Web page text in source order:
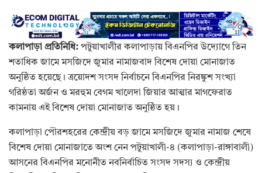
কলাপাড়া প্রতিনিধি: পটুয়াখালীর কলাপাড়ায় বিএনপির উদ্যোগে তিন
শতাধিক জামে মসজিদে জুমার নামাজবাদ বিশেষ দোয়া মোনাজাত
অনুষ্ঠিত হয়েছে। ত্রয়োদশ সংসদ নির্বাচনে বিএনপির নিরঙ্কুশ সংখ্যা
গরিষ্ঠতা অর্জন ও মরহুম বেগম খালেদা জিয়ার আত্মার মাগফেরাত
কামনায় এই বিশেষ দোয়া মোনাজাত অনুষ্ঠিত হয়।
কলাপাড়া পৌরশহরের কেন্দ্রীয় বড় জামে মসজিদে জুমার নামাজ শেষে
বিশেষ দোয়া মোনাজাতে অংশ নেন পটুয়াখালী-৪ (কলাপাড়া-রাঙ্গাবালী)
আসনের বিএনপির মনোনীত নবনির্বাচিত সংসদ সদস্য ও কেন্দ্রীয়